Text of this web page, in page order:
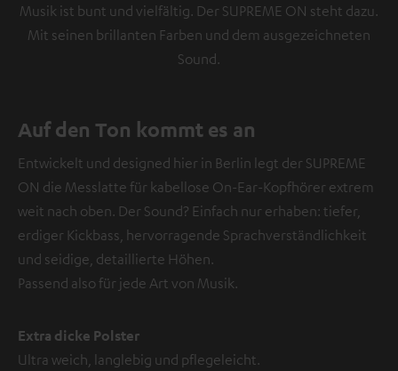
Musik ist bunt und vielfältig. Der SUPREME ON steht dazu.
Mit seinen brillanten Farben und dem ausgezeichneten
Sound.
Auf den Ton kommt es an
Entwickelt und designed hier in Berlin legt der SUPREME
ON die Messlatte für kabellose On-Ear-Kopfhörer extrem
weit nach oben. Der Sound? Einfach nur erhaben: tiefer,
erdiger Kickbass, hervorragende Sprachverständlichkeit
und seidige, detaillierte Höhen.
Passend also für jede Art von Musik.
Extra dicke Polster
Ultra weich, langlebig und pflegeleicht.